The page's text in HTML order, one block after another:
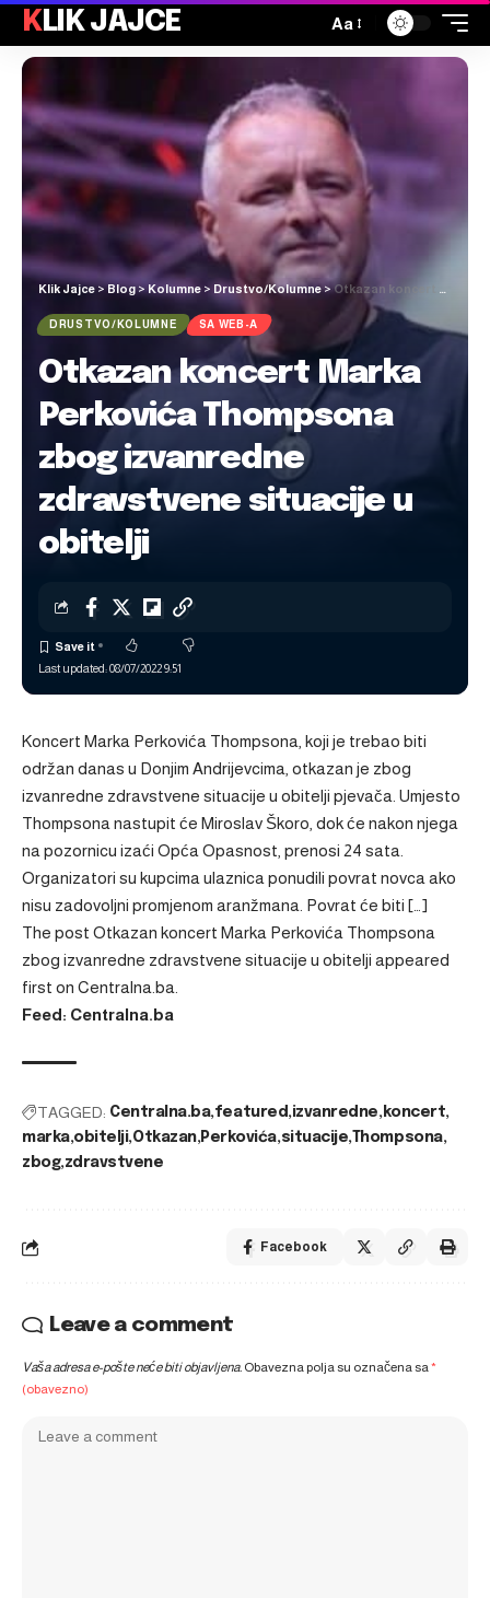
KLIK JAJCE Aa
Klik Jajce>Blog>Kolumne > Drustvo/Kolumne>Otkazan koncert Marka Perkovića Thompsona zbog izvanredne zdravstvene situacije u obitelji
DRUSTVO/KOLUMNE SA WEB-A
Otkazan koncert Marka
Perkovića Thompsona
zbog izvanredne
zdravstvene situacije u
obitelji
Last updated: 08/07/2022 9:51
Koncert Marka Perkovića Thompsona, koji je trebao biti
održan danas u Donjim Andrijevcima, otkazan je zbog
izvanredne zdravstvene situacije u obitelji pjevača. Umjesto
Thompsona nastupit će Miroslav Škoro, dok će nakon njega
na pozornicu izaći Opća Opasnost, prenosi 24 sata.
Organizatori su kupcima ulaznica ponudili povrat novca ako
nisu zadovoljni promjenom aranžmana. Povrat će biti […]
The post Otkazan koncert Marka Perkovića Thompsona
zbog izvanredne zdravstvene situacije u obitelji appeared
first on Centralna.ba
Feed: Centralna.ba
TAGGED: Centralna.ba featured izvanredne koncert
marka obitelji Otkazan Perkovića situacije Thompsona
zbog zdravstvene
Facebook
Leave a comment
Vaša adresa e-pošte neće biti objavljena. Obavezna polja su označena sa*
(obavezno)